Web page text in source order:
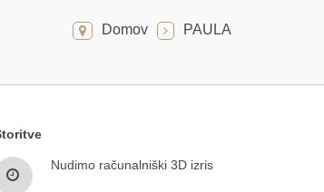
Domov PAULA
Nudimo računalniški 3D izris